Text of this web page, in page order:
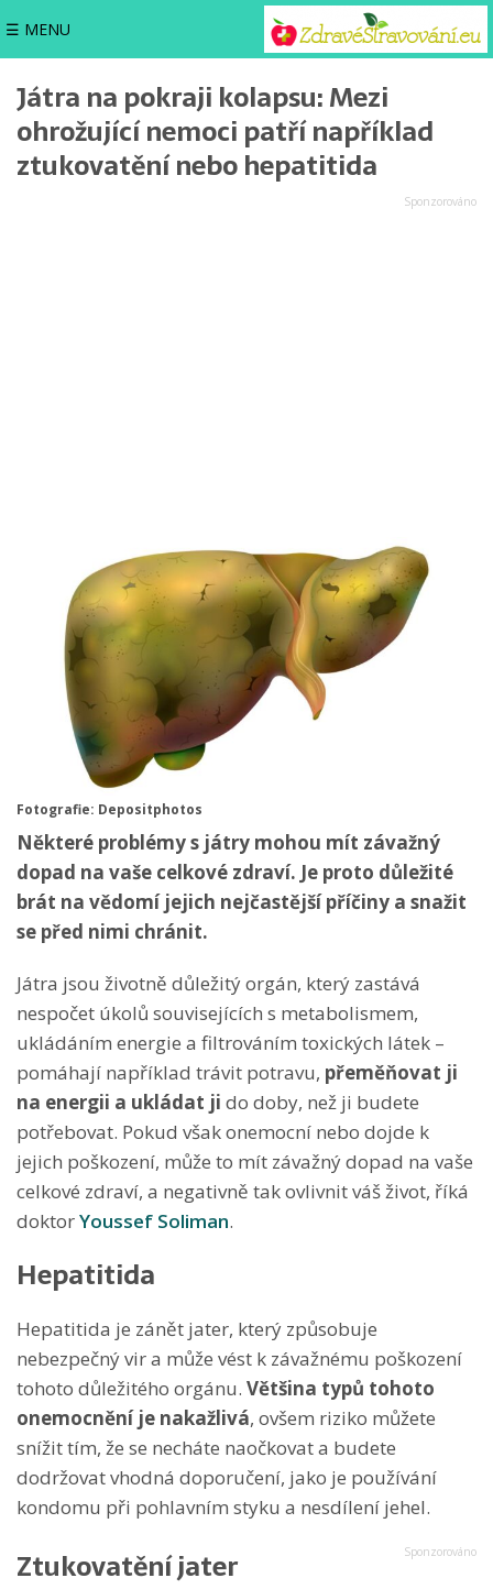
☰ MENU
Játra na pokraji kolapsu: Mezi
ohrožující nemoci patří například
ztukovatění nebo hepatitida
Fotografie: Depositphotos
Některé problémy s játry mohou mít závažný
dopad na vaše celkové zdraví. Je proto důležité
brát na vědomí jejich nejčastější příčiny a snažit
se před nimi chránit.
Játra jsou životně důležitý orgán, který zastává
nespočet úkolů souvisejících s metabolismem,
ukládáním energie a filtrováním toxických látek –
pomáhají například trávit potravu, přeměňovat ji
na energii a ukládat ji do doby, než ji budete
potřebovat. Pokud však onemocní nebo dojde k
jejich poškození, může to mít závažný dopad na vaše
celkové zdraví, a negativně tak ovlivnit váš život, říká
doktorYoussef Soliman.
Hepatitida
Hepatitida je zánět jater, který způsobuje
nebezpečný vir a může vést k závažnému poškození
tohoto důležitého orgánu. Většina typů tohoto
onemocnění je nakažlivá, ovšem riziko můžete
snížit tím, že se necháte naočkovat a budete
dodržovat vhodná doporučení, jako je používání
kondomu při pohlavním styku a nesdílení jehel.
Ztukovatění jater